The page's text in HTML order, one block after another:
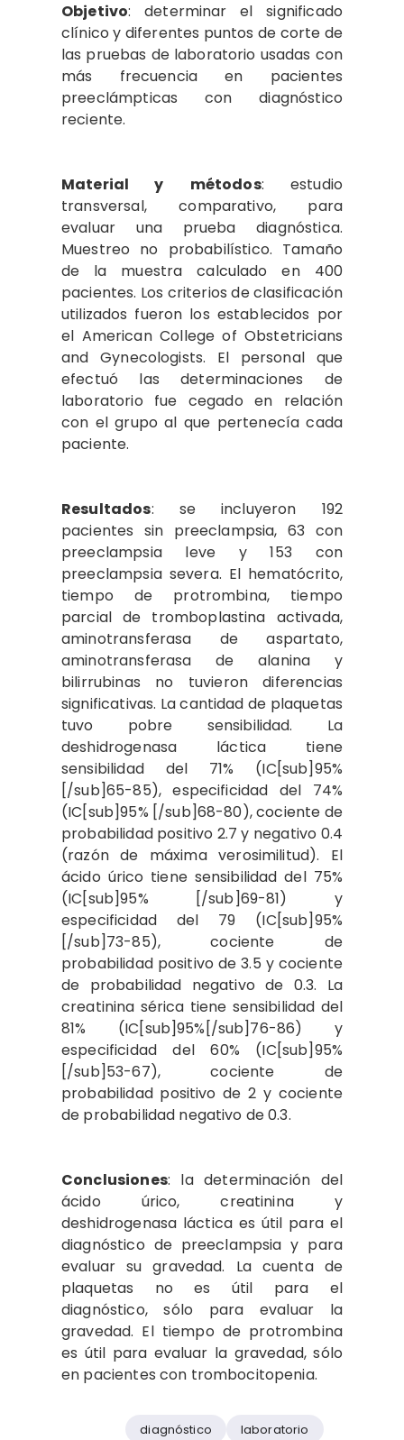
Objetivo: determinar el significado
clínico y diferentes puntos de corte de
las pruebas de laboratorio usadas con
más frecuencia en pacientes
preeclámpticas con diagnóstico
reciente.
Material y métodos: estudio
transversal, comparativo, para
evaluar una prueba diagnóstica.
Muestreo no probabilístico. Tamaño
de la muestra calculado en 400
pacientes. Los criterios de clasificación
utilizados fueron los establecidos por
el American College of Obstetricians
and Gynecologists. El personal que
efectuó las determinaciones de
laboratorio fue cegado en relación
con el grupo al que pertenecía cada
paciente.
Resultados: se incluyeron 192
pacientes sin preeclampsia, 63 con
preeclampsia leve y 153 con
preeclampsia severa. El hematócrito,
tiempo de protrombina, tiempo
parcial de tromboplastina activada,
aminotransferasa de aspartato,
aminotransferasa de alanina y
bilirrubinas no tuvieron diferencias
significativas. La cantidad de plaquetas
tuvo pobre sensibilidad. La
deshidrogenasa láctica tiene
sensibilidad del 71% (IC[sub]95%
[/sub]65-85), especificidad del 74%
(IC[sub]95% [/sub]68-80), cociente de
probabilidad positivo 2.7 y negativo 0.4
(razón de máxima verosimilitud). El
ácido úrico tiene sensibilidad del 75%
(IC[sub]95% [/sub]69-81) y
especificidad del 79 (IC[sub]95%
[/sub]73-85), cociente de
probabilidad positivo de 3.5 y cociente
de probabilidad negativo de 0.3. La
creatinina sérica tiene sensibilidad del
81% (IC[sub]95%[/sub]76-86) y
especificidad del 60% (IC[sub]95%
[/sub]53-67), cociente de
probabilidad positivo de 2 y cociente
de probabilidad negativo de 0.3.
Conclusiones: la determinación del
ácido úrico, creatinina y
deshidrogenasa láctica es útil para el
diagnóstico de preeclampsia y para
evaluar su gravedad. La cuenta de
plaquetas no es útil para el
diagnóstico, sólo para evaluar la
gravedad. El tiempo de protrombina
es útil para evaluar la gravedad, sólo
en pacientes con trombocitopenia.
diagnóstico laboratorio